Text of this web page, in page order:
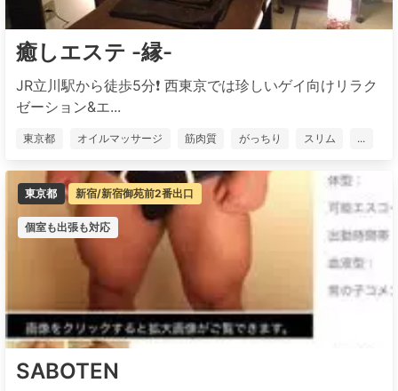
癒しエステ -縁-
JR立川駅から徒歩5分❗️ 西東京では珍しいゲイ向けリラク
ゼーション&エ...
東京都 オイルマッサージ 筋肉質 がっちり スリム ...
東京都 新宿/新宿御苑前2番出口
個室も出張も対応
SABOTEN